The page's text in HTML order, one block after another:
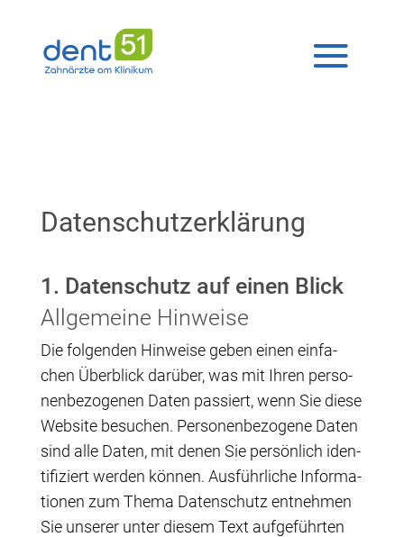
Daten­schutz­er­klä­rung
1. Daten­schutz auf einen Blick
All­ge­mei­ne Hinweise
Die fol­gen­den Hin­wei­se geben einen ein­fa­
chen Über­blick dar­über, was mit Ihren per­so­
nen­be­zo­ge­nen Daten pas­siert, wenn Sie die­se
Web­site besu­chen. Per­so­nen­be­zo­ge­ne Daten
sind alle Daten, mit denen Sie per­sön­lich iden­
ti­fi­ziert wer­den kön­nen. Aus­führ­li­che Infor­ma­
tio­nen zum The­ma Daten­schutz ent­neh­men
Sie unse­rer unter die­sem Text auf­ge­führ­ten